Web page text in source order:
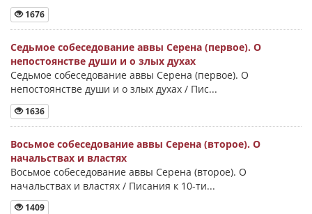
1676
Седьмое собеседование аввы Серена (первое). О
непостоянстве души и о злых духах
Седьмое собеседование аввы Серена (первое). О
непостоянстве души и о злых духах / Пис...
1636
Восьмое собеседование аввы Серена (второе). О
начальствах и властях
Восьмое собеседование аввы Серена (второе). О
начальствах и властях / Писания к 10-ти...
1409